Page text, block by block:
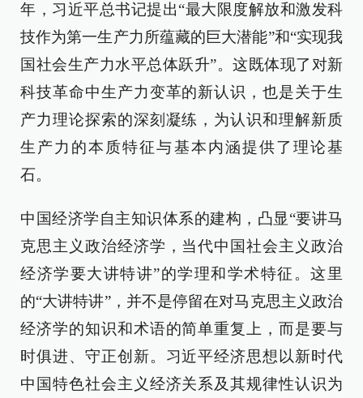
年，习近平总书记提出“最大限度解放和激发科
技作为第一生产力所蕴藏的巨大潜能”和“实现我
国社会生产力水平总体跃升”。这既体现了对新
科技革命中生产力变革的新认识，也是关于生
产力理论探索的深刻凝练，为认识和理解新质
生产力的本质特征与基本内涵提供了理论基
石。
中国经济学自主知识体系的建构，凸显“要讲马
克思主义政治经济学，当代中国社会主义政治
经济学要大讲特讲”的学理和学术特征。这里
的“大讲特讲”，并不是停留在对马克思主义政治
经济学的知识和术语的简单重复上，而是要与
时俱进、守正创新。习近平经济思想以新时代
中国特色社会主义经济关系及其规律性认识为